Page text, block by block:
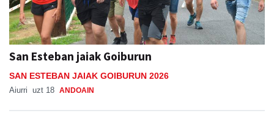
San Esteban jaiak Goiburun
SAN ESTEBAN JAIAK GOIBURUN 2026
Aiurri uzt 18 ANDOAIN